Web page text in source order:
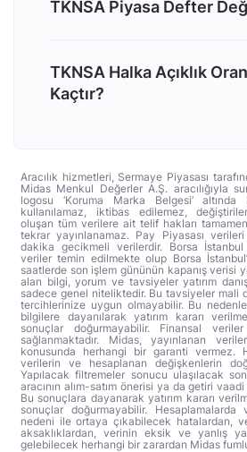
TKNSA Piyasa Defter
TKNSA Halka Açıklık
Kaçtır?
Aracılık hizmetleri, Sermaye Piyasası
Midas Menkul Değerler A.Ş. aracılığıyla
logosu ‘Koruma Marka Belgesi’
kullanılamaz, iktibas edilemez,
oluşan tüm verilere ait telif hakları
tekrar yayınlanamaz. Pay Piyasası
dakika gecikmeli verilerdir. Borsa
veriler temin edilmekte olup Borsa
saatlerde son işlem gününün kapanış verisi
alan bilgi, yorum ve tavsiyeler yatırım
sadece genel niteliktedir. Bu tavsiyeler mali
tercihlerinize uygun olmayabilir. Bu
bilgilere dayanılarak yatırım kararı
sonuçlar doğurmayabilir. Finansal
sağlanmaktadır. Midas, yayınlanan
konusunda herhangi bir garanti vermez.
verilerin ve hesaplanan değişkenlerin
Yapılacak filtremeler sonucu ulaşılacak
aracının alım-satım önerisi ya da getiri
Bu sonuçlara dayanarak yatırım kararı
sonuçlar doğurmayabilir. Hesaplamalarda
nedeni ile ortaya çıkabilecek hatalardan,
aksaklıklardan, verinin eksik ve yanlış
gelebilecek herhangi bir zarardan Midas